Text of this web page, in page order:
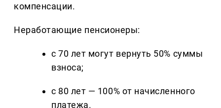
компенсации.
Неработающие пенсионеры:
с 70 лет могут вернуть 50% суммы
взноса;
с 80 лет — 100% от начисленного
платежа.